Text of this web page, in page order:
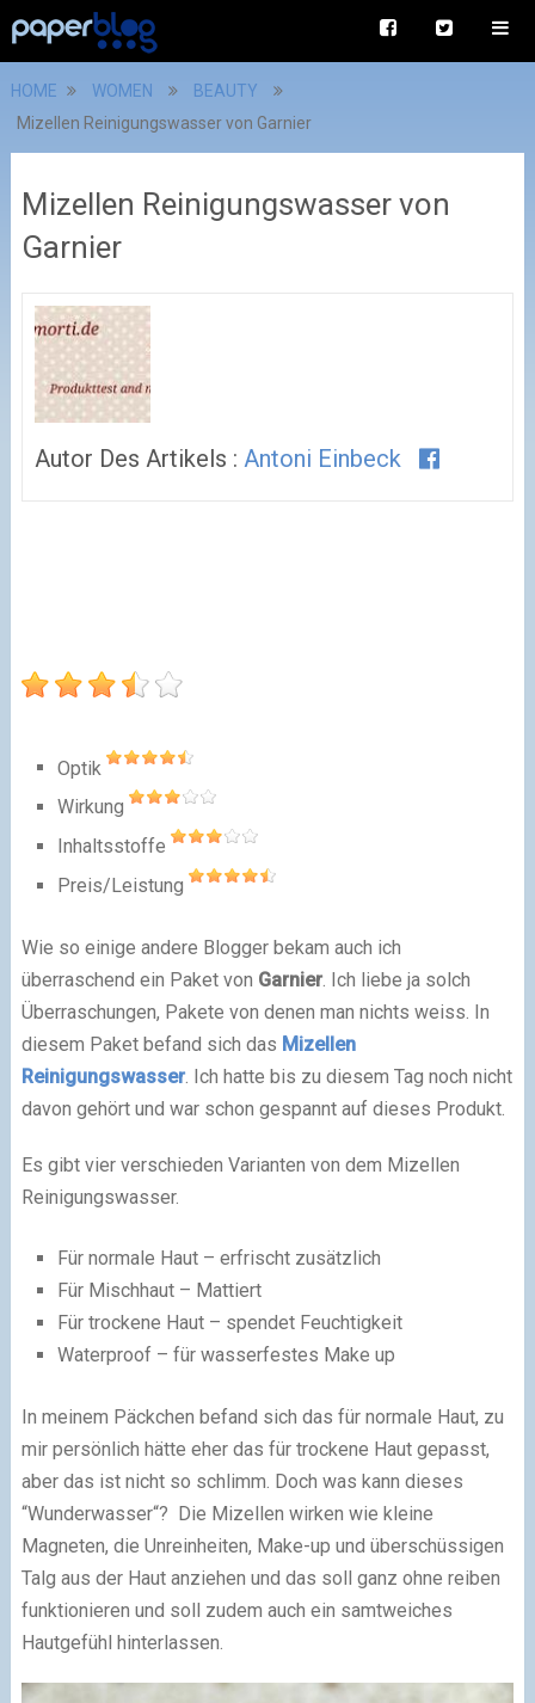
HOME WOMEN
BEAUTY
Mizellen Reinigungswasser von Garnier
Mizellen Reinigungswasser von
Garnier
Autor Des Artikels : Antoni Einbeck
Optik
Wirkung
Inhaltsstoffe
Preis/Leistung
Wie so einige andere Blogger bekam auch ich
überraschend ein Paket von Garnier. Ich liebe ja solch
Überraschungen, Pakete von denen man nichts weiss. In
diesem Paket befand sich das Mizellen
Reinigungswasser. Ich hatte bis zu diesem Tag noch nicht
davon gehört und war schon gespannt auf dieses Produkt.
Es gibt vier verschieden Varianten von dem Mizellen
Reinigungswasser.
Für normale Haut – erfrischt zusätzlich
Für Mischhaut – Mattiert
Für trockene Haut – spendet Feuchtigkeit
Waterproof – für wasserfestes Make up
In meinem Päckchen befand sich das für normale Haut, zu
mir persönlich hätte eher das für trockene Haut gepasst,
aber das ist nicht so schlimm. Doch was kann dieses
“Wunderwasser“? Die Mizellen wirken wie kleine
Magneten, die Unreinheiten, Make-up und überschüssigen
Talg aus der Haut anziehen und das soll ganz ohne reiben
funktionieren und soll zudem auch ein samtweiches
Hautgefühl hinterlassen.